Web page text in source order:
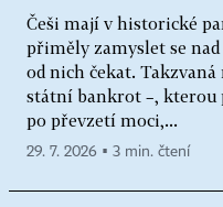
Češi mají v historické
přiměly zamyslet se
od nich čekat.
státní bankrot –, kterou
po převzetí moci,...
29. 7. 2026 ▪ 3 min. čtení